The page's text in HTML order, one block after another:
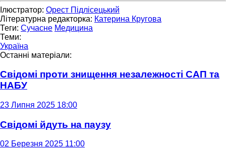
Ілюстратор: Орест Підлісецький
Літературна редакторка: Катерина Кругова
Теги: Сучасне Медицина
Теми:
Україна
Останні матеріали:
Свідомі проти знищення незалежності САП та
НАБУ
23 Липня 2025 18:00
Свідомі йдуть на паузу
02 Березня 2025 11:00